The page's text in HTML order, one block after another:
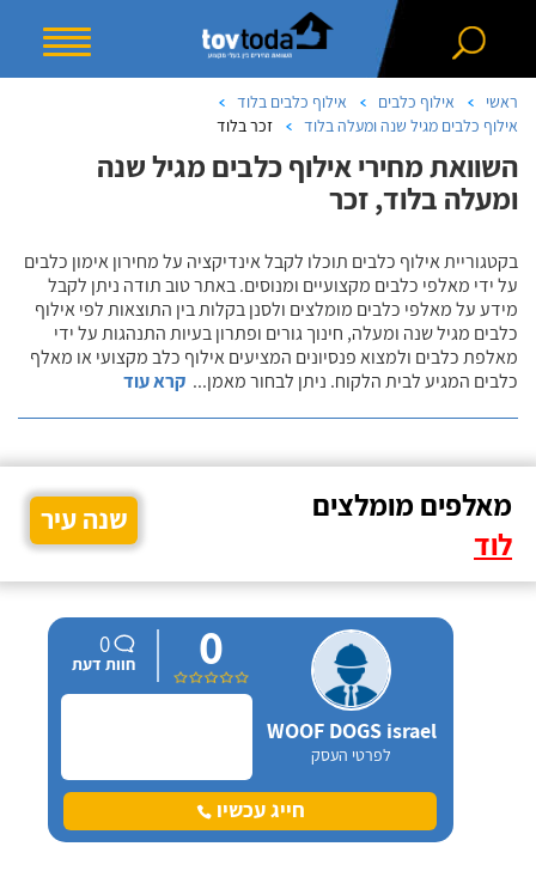
ראשי אילוף כלבים
אילוף כלבים בלוד
אילוף כלבים מגיל שנה ומעלה בלוד
זכר בלוד
השוואת מחירי אילוף כלבים מגיל שנה
ומעלה בלוד, זכר
בקטגוריית אילוף כלבים תוכלו לקבל אינדיקציה על מחירון אימון כלבים
על ידי מאלפי כלבים מקצועיים ומנוסים. באתר טוב תודה ניתן לקבל
מידע על מאלפי כלבים מומלצים ולסנן בקלות בין התוצאות לפי אילוף
כלבים מגיל שנה ומעלה, חינוך גורים ופתרון בעיות התנהגות על ידי
מאלפת כלבים ולמצוא פנסיונים המציעים אילוף כלב מקצועי או מאלף
כלבים המגיע לבית הלקוח. ניתן לבחור מאמן... קרא עוד
מאלפים מומלצים
לוד
שנה עיר
WOOF DOGS israel
לפרטי העסק
0
0
חוות דעת
חייג עכשיו